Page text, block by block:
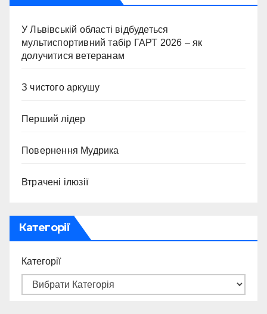
У Львівській області відбудеться
мультиспортивний табір ГАРТ 2026 – як
долучитися ветеранам
З чистого аркушу
Перший лідер
Повернення Мудрика
Втрачені ілюзії
Категорії
Категорії